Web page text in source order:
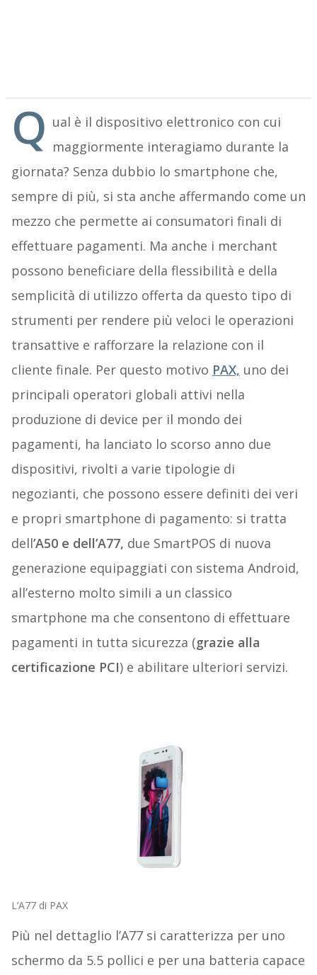
Q ual è il dispositivo elettronico con cui
maggiormente interagiamo durante la
giornata? Senza dubbio lo smartphone che,
sempre di più, si sta anche affermando come un
mezzo che permette ai consumatori finali di
effettuare pagamenti. Ma anche i merchant
possono beneficiare della flessibilità e della
semplicità di utilizzo offerta da questo tipo di
strumenti per rendere più veloci le operazioni
transattive e rafforzare la relazione con il
cliente finale. Per questo motivo PAX, uno dei
principali operatori globali attivi nella
produzione di device per il mondo dei
pagamenti, ha lanciato lo scorso anno due
dispositivi, rivolti a varie tipologie di
negozianti, che possono essere definiti dei veri
e propri smartphone di pagamento: si tratta
dell’A50 e dell’A77, due SmartPOS di nuova
generazione equipaggiati con sistema Android,
all’esterno molto simili a un classico
smartphone ma che consentono di effettuare
pagamenti in tutta sicurezza (grazie alla
certificazione PCI) e abilitare ulteriori servizi.
L’A77 di PAX
Più nel dettaglio l’A77 si caratterizza per uno
schermo da 5.5 pollici e per una batteria capace